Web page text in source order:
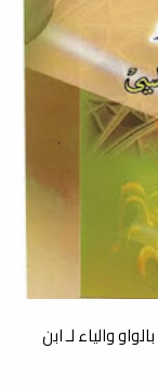
والياء لـ ابن